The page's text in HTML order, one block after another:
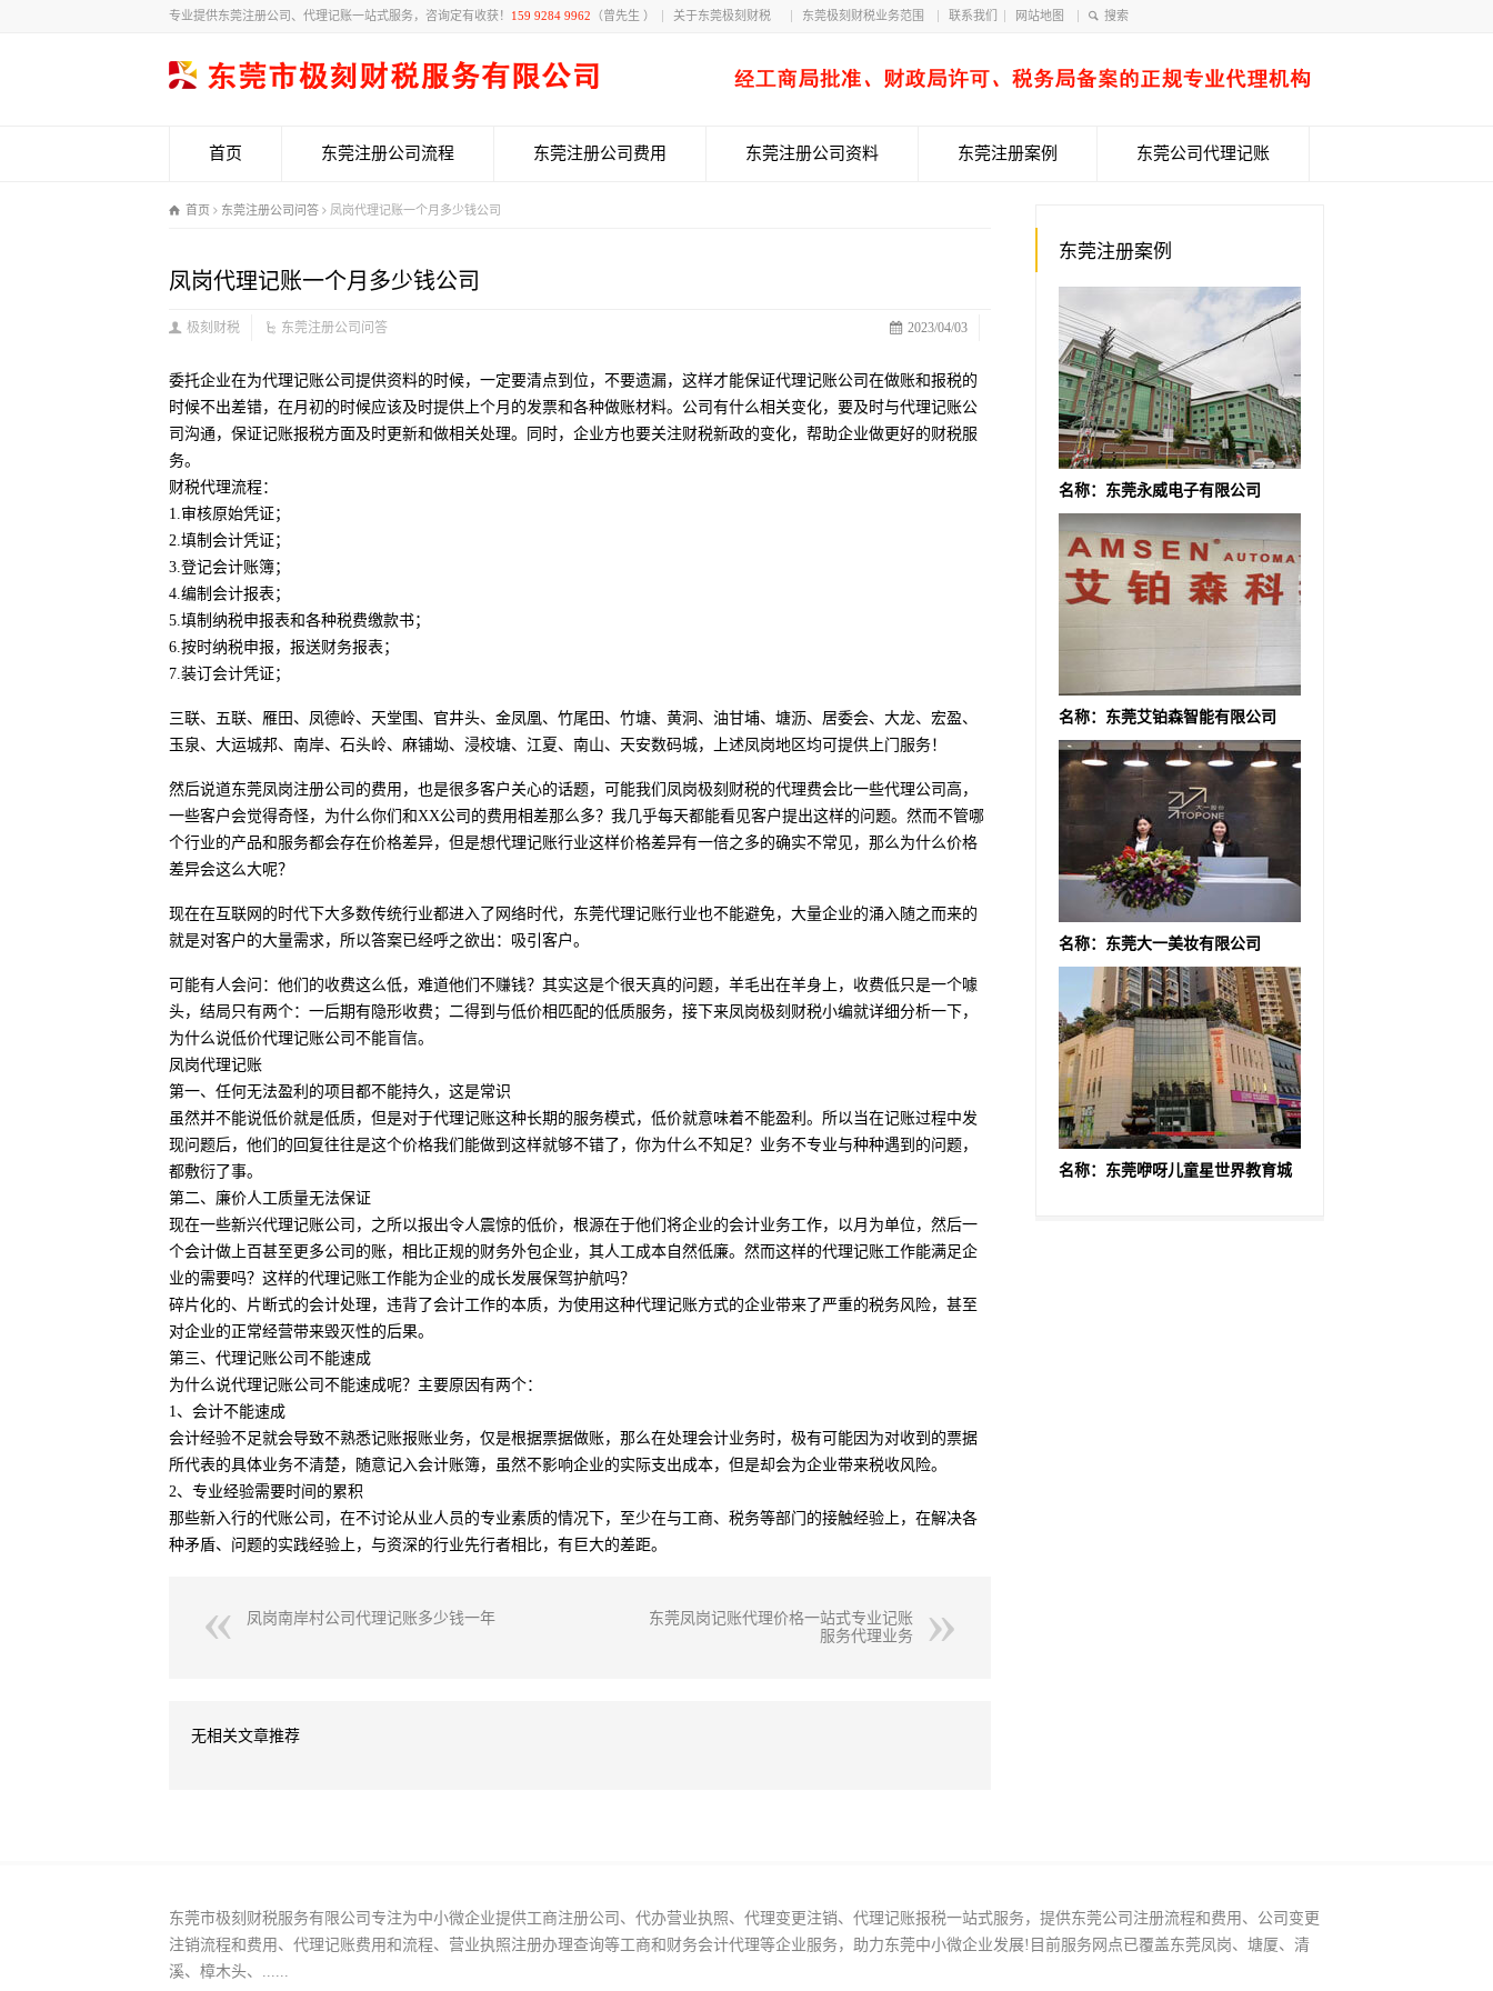
专业提供东莞注册公司、代理记账一站式服务，咨询定有收获！ 159 9284 9962 （曾先生 ） 关于东莞极刻财税 东莞极刻财税业务范围 联系我们 网站地图
首页 东莞注册公司流程 东莞注册公司费用 东莞注册公司资料 东莞注册案例 东莞公司代理记账
首页 东莞注册公司问答 凤岗代理记账一个月多少钱公司
凤岗代理记账一个月多少钱公司
2023/04/03
极刻财税 东莞注册公司问答
委托企业在为代理记账公司提供资料的时候，一定要清点到位，不要遗漏，这样才能保证代理记账公司在做账和报税的
时候不出差错，在月初的时候应该及时提供上个月的发票和各种做账材料。公司有什么相关变化，要及时与代理记账公
司沟通，保证记账报税方面及时更新和做相关处理。同时，企业方也要关注财税新政的变化，帮助企业做更好的财税服
务。
财税代理流程：
1.审核原始凭证；
2.填制会计凭证；
3.登记会计账簿；
4.编制会计报表；
5.填制纳税申报表和各种税费缴款书；
6.按时纳税申报，报送财务报表；
7.装订会计凭证；
三联、五联、雁田、凤德岭、天堂围、官井头、金凤凰、竹尾田、竹塘、黄洞、油甘埔、塘沥、居委会、大龙、宏盈、
玉泉、大运城邦、南岸、石头岭、麻铺坳、浸校塘、江夏、南山、天安数码城，上述凤岗地区均可提供上门服务！
然后说道东莞凤岗注册公司的费用，也是很多客户关心的话题，可能我们凤岗极刻财税的代理费会比一些代理公司高，
一些客户会觉得奇怪，为什么你们和XX公司的费用相差那么多？我几乎每天都能看见客户提出这样的问题。然而不管哪
个行业的产品和服务都会存在价格差异，但是想代理记账行业这样价格差异有一倍之多的确实不常见，那么为什么价格
差异会这么大呢？
现在在互联网的时代下大多数传统行业都进入了网络时代，东莞代理记账行业也不能避免，大量企业的涌入随之而来的
就是对客户的大量需求，所以答案已经呼之欲出：吸引客户。
可能有人会问：他们的收费这么低，难道他们不赚钱？其实这是个很天真的问题，羊毛出在羊身上，收费低只是一个噱
头，结局只有两个：一后期有隐形收费；二得到与低价相匹配的低质服务，接下来凤岗极刻财税小编就详细分析一下，
为什么说低价代理记账公司不能盲信。
凤岗代理记账
第一、任何无法盈利的项目都不能持久，这是常识
虽然并不能说低价就是低质，但是对于代理记账这种长期的服务模式，低价就意味着不能盈利。所以当在记账过程中发
现问题后，他们的回复往往是这个价格我们能做到这样就够不错了，你为什么不知足？业务不专业与种种遇到的问题，
都敷衍了事。
第二、廉价人工质量无法保证
现在一些新兴代理记账公司，之所以报出令人震惊的低价，根源在于他们将企业的会计业务工作，以月为单位，然后一
个会计做上百甚至更多公司的账，相比正规的财务外包企业，其人工成本自然低廉。然而这样的代理记账工作能满足企
业的需要吗？这样的代理记账工作能为企业的成长发展保驾护航吗？
碎片化的、片断式的会计处理，违背了会计工作的本质，为使用这种代理记账方式的企业带来了严重的税务风险，甚至
对企业的正常经营带来毁灭性的后果。
第三、代理记账公司不能速成
为什么说代理记账公司不能速成呢？主要原因有两个：
1、会计不能速成
会计经验不足就会导致不熟悉记账报账业务，仅是根据票据做账，那么在处理会计业务时，极有可能因为对收到的票据
所代表的具体业务不清楚，随意记入会计账簿，虽然不影响企业的实际支出成本，但是却会为企业带来税收风险。
2、专业经验需要时间的累积
那些新入行的代账公司，在不讨论从业人员的专业素质的情况下，至少在与工商、税务等部门的接触经验上，在解决各
种矛盾、问题的实践经验上，与资深的行业先行者相比，有巨大的差距。
凤岗南岸村公司代理记账多少钱一年
东莞凤岗记账代理价格一站式专业记账
服务代理业务
无相关文章推荐
东莞注册案例
名称：东莞永威电子有限公司
名称：东莞艾铂森智能有限公司
名称：东莞大一美妆有限公司
名称：东莞咿呀儿童星世界教育城
东莞市极刻财税服务有限公司专注为中小微企业提供工商注册公司、代办营业执照、代理变更注销、代理记账报税一站式服务，提供东莞公司注册流程和费用、公司变更
注销流程和费用、代理记账费用和流程、营业执照注册办理查询等工商和财务会计代理等企业服务，助力东莞中小微企业发展!目前服务网点已覆盖东莞凤岗、塘厦、清
溪、樟木头、......